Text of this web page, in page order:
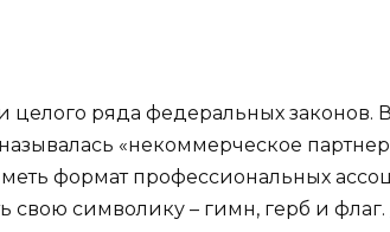
ряда федеральных законов. В
«некоммерческое
формат профессиональных
символику – гимн, герб и флаг.